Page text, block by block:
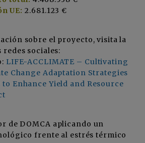
UE: 2.681.123 €
sobre el proyecto, visita la
redes sociales:
LIFE-ACCLIMATE – Cultivating
Change Adaptation Strategies
Enhance Yield and Resource
de DOMCA aplicando un
frente al estrés térmico